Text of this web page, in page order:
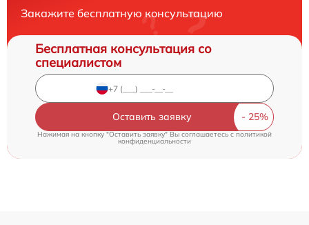
Закажите бесплатную консультацию
Бесплатная консультация со
специалистом
Оставить заявку
Нажимая на кнопку "Оставить заявку" Вы соглашаетесь cполитикой
конфиденциальности